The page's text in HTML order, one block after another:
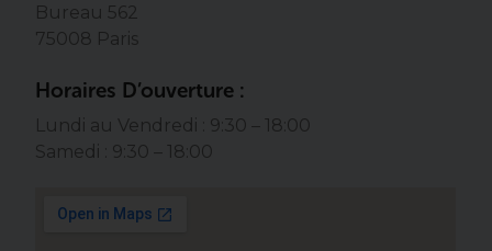
Bureau 562
75008 Paris
Horaires D’ouverture :
Lundi au Vendredi : 9:30 – 18:00
Samedi : 9:30 – 18:00